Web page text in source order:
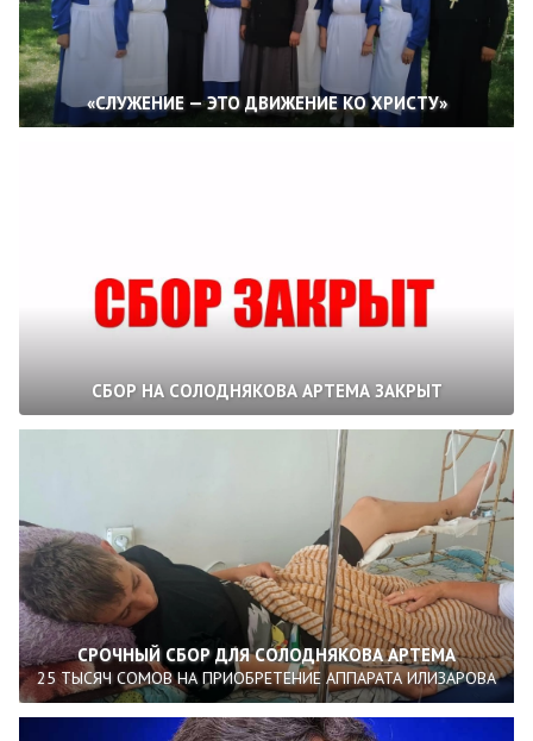
«СЛУЖЕНИЕ — ЭТО ДВИЖЕНИЕ КО ХРИСТУ»
СБОР НА СОЛОДНЯКОВА АРТЕМА ЗАКРЫТ
СРОЧНЫЙ СБОР ДЛЯ СОЛОДНЯКОВА АРТЕМА
25 ТЫСЯЧ СОМОВ НА ПРИОБРЕТЕНИЕ АППАРАТА ИЛИЗАРОВА